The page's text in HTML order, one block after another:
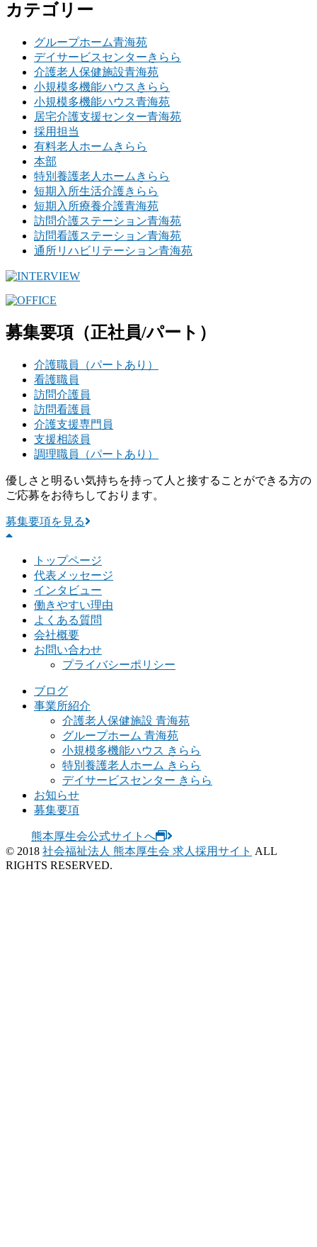
カテゴリー
グループホーム青海苑
デイサービスセンターきらら
介護老人保健施設青海苑
小規模多機能ハウスきらら
小規模多機能ハウス青海苑
居宅介護支援センター青海苑
採用担当
有料老人ホームきらら
本部
特別養護老人ホームきらら
短期入所生活介護きらら
短期入所療養介護青海苑
訪問介護ステーション青海苑
訪問看護ステーション青海苑
通所リハビリテーション青海苑
募集要項 （正社員/パート）
介護職員（パートあり）
看護職員
訪問介護員
訪問看護員
介護支援専門員
支援相談員
調理職員（パートあり）
優しさと明るい気持ちを持って人と接することができる方の
ご応募をお待ちしております。
募集要項を見る
トップページ
代表メッセージ
インタビュー
働きやすい理由
よくある質問
会社概要
お問い合わせ
プライバシーポリシー
ブログ
事業所紹介
介護老人保健施設 青海苑
グループホーム 青海苑
小規模多機能ハウス きらら
特別養護老人ホーム きらら
デイサービスセンター きらら
お知らせ
募集要項
熊本厚生会公式サイトへ
© 2018 社会福祉法人 熊本厚生会 求人採用サイト ALL
RIGHTS RESERVED.